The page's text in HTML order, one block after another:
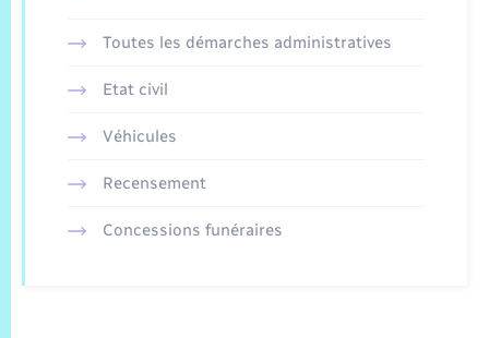
Toutes les démarches administratives
Etat civil
Véhicules
Recensement
Concessions funéraires